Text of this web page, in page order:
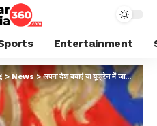
Entertainment
>News>अपना देश बचाएं या यूक्रेन में जाकर लड़ें युद्ध, कम पड़ गई रूस की सेना; बड़े संकट में पुतिन…